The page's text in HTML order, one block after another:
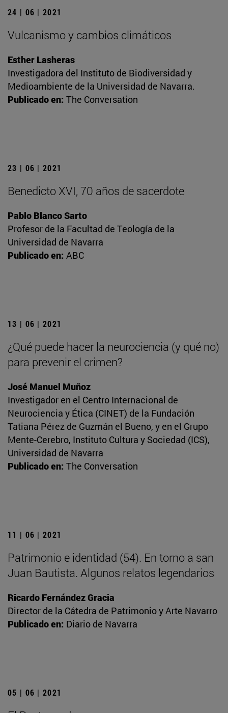
24 | 06 | 2021
Vulcanismo y cambios climáticos
Esther Lasheras
Investigadora del Instituto de Biodiversidad y
Medioambiente de la Universidad de Navarra.
Publicado en: The Conversation
23 | 06 | 2021
Benedicto XVI, 70 años de sacerdote
Pablo Blanco Sarto
Profesor de la Facultad de Teología de la
Universidad de Navarra
Publicado en: ABC
13 | 06 | 2021
¿Qué puede hacer la neurociencia (y qué no)
para prevenir el crimen?
José Manuel Muñoz
Investigador en el Centro Internacional de
Neurociencia y Ética (CINET) de la Fundación
Tatiana Pérez de Guzmán el Bueno, y en el Grupo
Mente-Cerebro, Instituto Cultura y Sociedad (ICS),
Universidad de Navarra
Publicado en: The Conversation
11 | 06 | 2021
Patrimonio e identidad (54). En torno a san
Juan Bautista. Algunos relatos legendarios
Ricardo Fernández Gracia
Director de la Cátedra de Patrimonio y Arte Navarro
Publicado en: Diario de Navarra
05 | 06 | 2021